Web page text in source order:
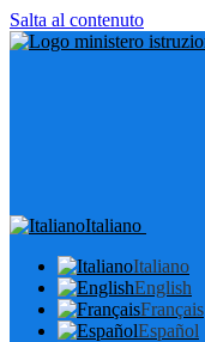
Salta al contenuto
Italiano
Italiano
English
Français
Español